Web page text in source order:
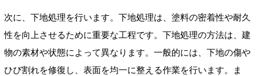
次に、下地処理を行います。下地処理は、塗料の密着性や耐久
性を向上させるために重要な工程です。下地処理の方法は、建
物の素材や状態によって異なります。一般的には、下地の傷や
ひび割れを修復し、表面を均一に整える作業を行います。ま